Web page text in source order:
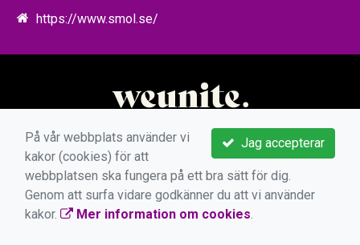
https://www.smol.se/
Jag accepterar
På vår webbplats använder vi
kakor (cookies) för att
webbplatsen ska fungera på ett bra sätt för dig.
Genom att surfa vidare godkänner du att vi använder
kakor.
Mer information om cookies.